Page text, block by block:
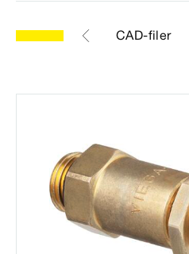
Etiketter CAD-filer